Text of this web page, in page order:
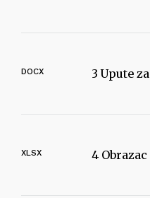
DOCX 3 Upute
XLSX 4